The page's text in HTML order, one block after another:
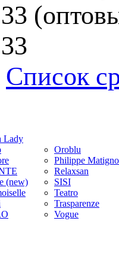
Список
Lady
(new)
Oroblu
Philippe
Relaxsan
SISI
Teatro
Trasparenze
Vogue